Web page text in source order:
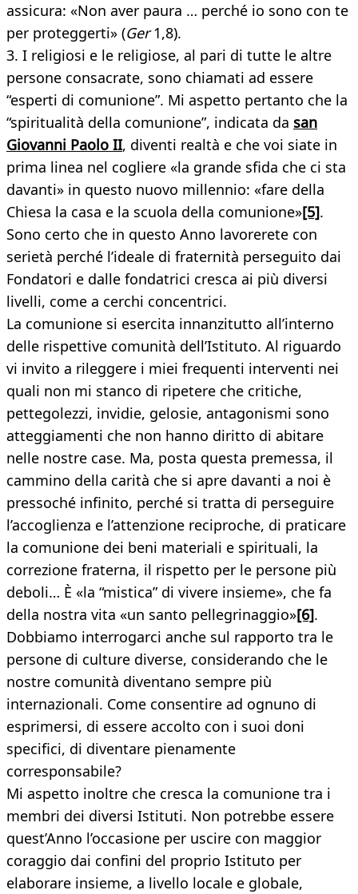
assicura: «Non aver paura … perché io sono con te
per proteggerti» (Ger1,8).
3. I religiosi e le religiose, al pari di tutte le altre
persone consacrate, sono chiamati ad essere
“esperti di comunione”. Mi aspetto pertanto che la
“spiritualità della comunione”, indicata da san
Giovanni Paolo II, diventi realtà e che voi siate in
prima linea nel cogliere «la grande sfida che ci sta
davanti» in questo nuovo millennio: «fare della
Chiesa la casa e la scuola della comunione»[5].
Sono certo che in questo Anno lavorerete con
serietà perché l’ideale di fraternità perseguito dai
Fondatori e dalle fondatrici cresca ai più diversi
livelli, come a cerchi concentrici.
La comunione si esercita innanzitutto all’interno
delle rispettive comunità dell’Istituto. Al riguardo
vi invito a rileggere i miei frequenti interventi nei
quali non mi stanco di ripetere che critiche,
pettegolezzi, invidie, gelosie, antagonismi sono
atteggiamenti che non hanno diritto di abitare
nelle nostre case. Ma, posta questa premessa, il
cammino della carità che si apre davanti a noi è
pressoché infinito, perché si tratta di perseguire
l’accoglienza e l’attenzione reciproche, di praticare
la comunione dei beni materiali e spirituali, la
correzione fraterna, il rispetto per le persone più
deboli… È «la “mistica” di vivere insieme», che fa
della nostra vita «un santo pellegrinaggio»[6].
Dobbiamo interrogarci anche sul rapporto tra le
persone di culture diverse, considerando che le
nostre comunità diventano sempre più
internazionali. Come consentire ad ognuno di
esprimersi, di essere accolto con i suoi doni
specifici, di diventare pienamente
corresponsabile?
Mi aspetto inoltre che cresca la comunione tra i
membri dei diversi Istituti. Non potrebbe essere
quest’Anno l’occasione per uscire con maggior
coraggio dai confini del proprio Istituto per
elaborare insieme, a livello locale e globale,